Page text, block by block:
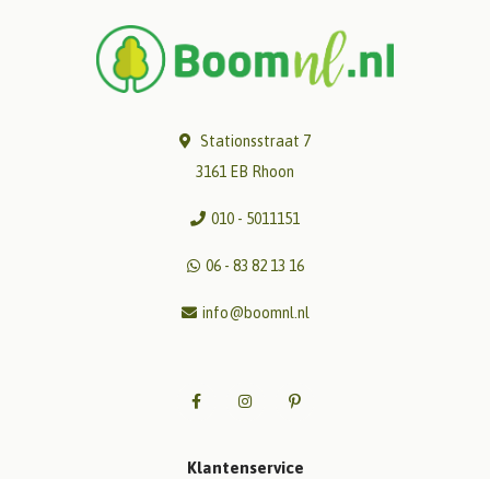
Stationsstraat 7
3161 EB Rhoon
010 - 5011151
06 - 83 82 13 16
info@boomnl.nl
Klantenservice